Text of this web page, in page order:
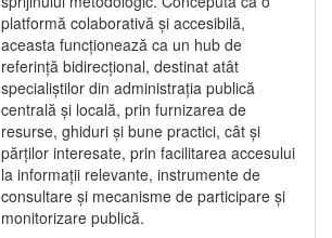
platformă colaborativă și accesibilă,
aceasta funcționează ca un hub de
referință bidirecțional, destinat atât
specialiștilor din administrația publică
centrală și locală, prin furnizarea de
resurse, ghiduri și bune practici, cât și
părților interesate, prin facilitarea accesului
la informații relevante, instrumente de
consultare și mecanisme de participare și
monitorizare publică.